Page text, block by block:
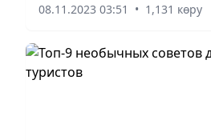
возмещения морального вреда.
08.11.2023 03:51 • 1,131 көру